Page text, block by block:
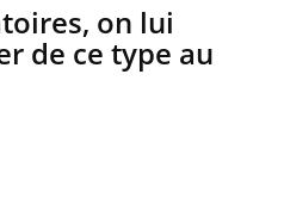
on lui
de ce type au